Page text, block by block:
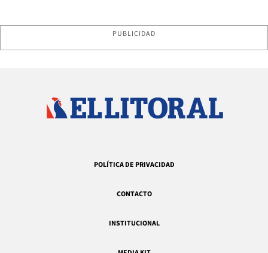
PUBLICIDAD
POLÍTICA DE PRIVACIDAD
CONTACTO
INSTITUCIONAL